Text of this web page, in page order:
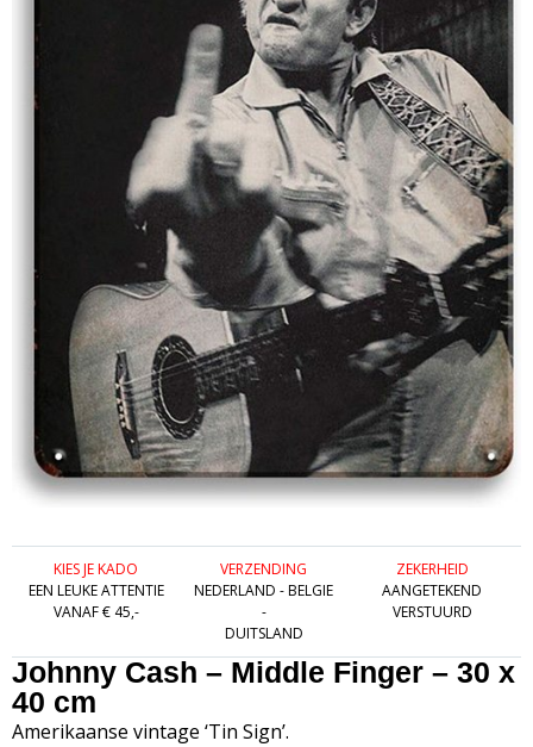
KIES JE KADO
EEN LEUKE ATTENTIE
VANAF € 45,-
VERZENDING
NEDERLAND - BELGIE
-
DUITSLAND
ZEKERHEID
AANGETEKEND
VERSTUURD
Johnny Cash – Middle Finger – 30 x
40 cm
Amerikaanse vintage ‘Tin Sign’.